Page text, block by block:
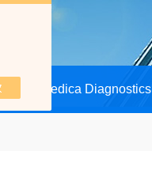
Biomedica Diagnostics